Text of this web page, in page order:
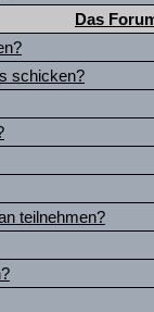
Das
schicken?
teilnehmen?